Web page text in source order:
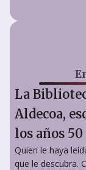
La
Aldecoa,
los años 50
Quien le haya
que le descubra.